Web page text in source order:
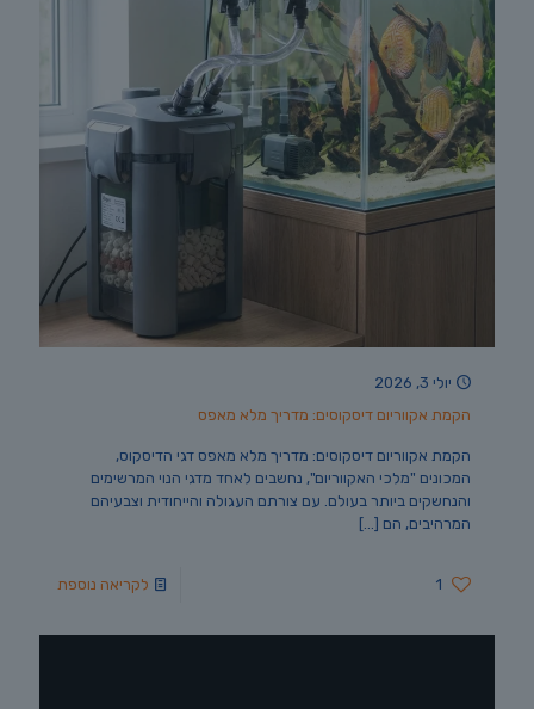
יולי 3, 2026
הקמת אקווריום דיסקוסים: מדריך מלא מאפס
הקמת אקווריום דיסקוסים: מדריך מלא מאפס דגי הדיסקוס,
המכונים "מלכי האקווריום", נחשבים לאחד מדגי הנוי המרשימים
והנחשקים ביותר בעולם. עם צורתם העגולה והייחודית וצבעיהם
המרהיבים, הם […]
1 לקריאה נוספת